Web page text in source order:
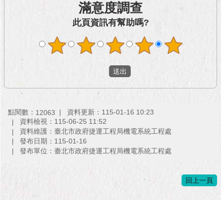
政
網
站
資
料
開
滿意度調查
此頁資訊有幫助嗎?
點閱數： 12063
資料更新：115-01-16 10:23
資料檢視：115-06-25 11:52
資料維護：臺北市政府捷運工程局機電系統工程處
發布日期：115-01-16
發布單位：臺北市政府捷運工程局機電系統工程處
回上一頁